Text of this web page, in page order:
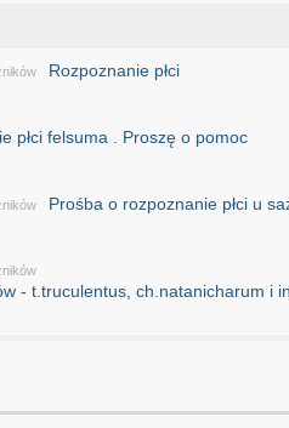
Rozpoznanie płci
płci felsuma . Proszę o pomoc
Prośba o rozpoznanie płci u
- t.truculentus, ch.natanicharum i